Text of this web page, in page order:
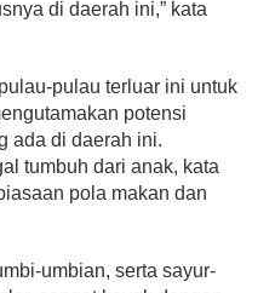
di daerah ini,” kata
pulau terluar ini untuk
potensi
ada di daerah ini.
tumbuh dari anak, kata
pola makan dan
umbian, serta sayur-